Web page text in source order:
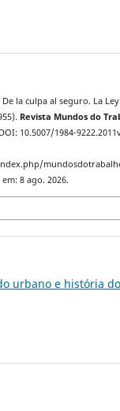
De la culpa al seguro. La
Revista Mundos do
10.5007/1984-
8 ago. 2026.
urbano e história